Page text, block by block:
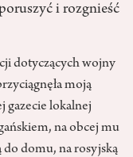
i rozgnieść
dotyczących wojny
moją
gazecie lokalnej
na obcej mu
do domu, na rosyjską